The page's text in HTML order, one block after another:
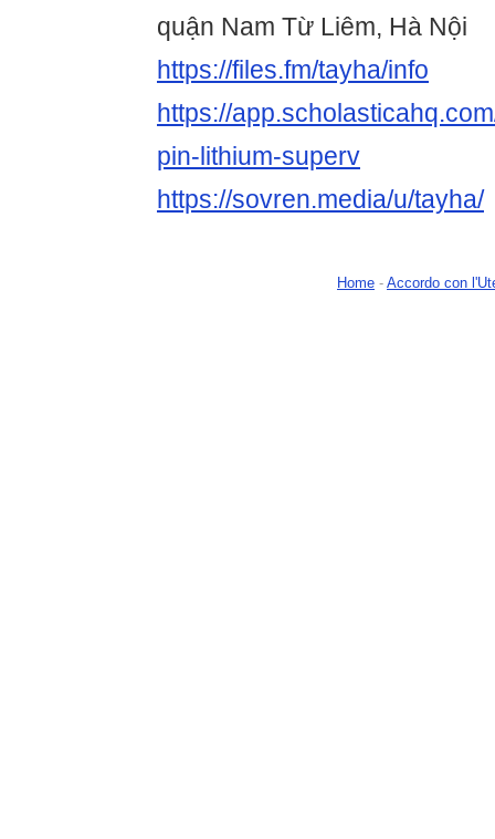
quận Nam Từ Liêm, Hà Nội
https://files.fm/tayha/info
https://
pin-lithium-superv
https://sovren.media/u/tayha/
Home - Accordo con